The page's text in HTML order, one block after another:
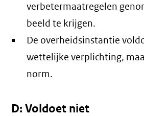
verbetermaatregelen
beeld te krijgen.
De overheidsinstantie
wettelijke verplichting,
norm.
D: Voldoet niet